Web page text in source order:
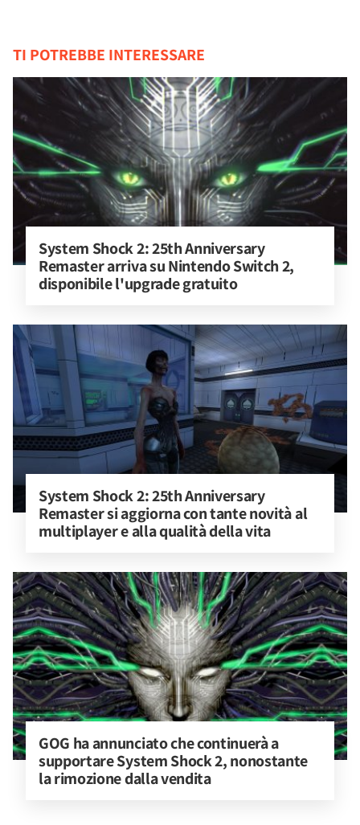
TI POTREBBE INTERESSARE
System Shock 2: 25th Anniversary
Remaster arriva su Nintendo Switch 2,
disponibile l'upgrade gratuito
System Shock 2: 25th Anniversary
Remaster si aggiorna con tante novità al
multiplayer e alla qualità della vita
GOG ha annunciato che continuerà a
supportare System Shock 2, nonostante
la rimozione dalla vendita